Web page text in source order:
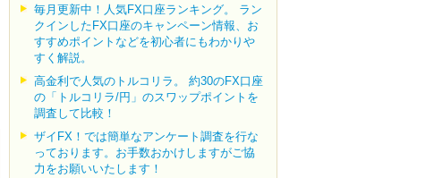
毎月更新中！人気FX口座ランキング。 ラン
クインしたFX口座のキャンペーン情報、お
すすめポイントなどを初心者にもわかりや
すく解説。
高金利で人気のトルコリラ。 約30のFX口座
の「トルコリラ/円」のスワップポイントを
調査して比較！
ザイFX！では簡単なアンケート調査を行な
っております。お手数おかけしますがご協
力をお願いいたします！